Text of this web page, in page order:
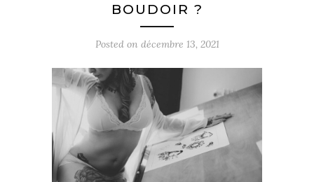
BOUDOIR ?
Posted on décembre 13, 2021